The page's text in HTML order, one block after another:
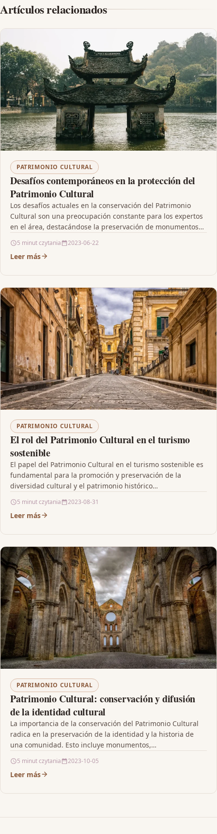
Artículos relacionados
PATRIMONIO CULTURAL
Desafíos contemporáneos en la protección del
Patrimonio Cultural
Los desafíos actuales en la conservación del Patrimonio
Cultural son una preocupación constante para los expertos
en el área, destacándose la preservación de monumentos…
5 minut czytania 2023-06-22
Leer más
PATRIMONIO CULTURAL
El rol del Patrimonio Cultural en el turismo
sostenible
El papel del Patrimonio Cultural en el turismo sostenible es
fundamental para la promoción y preservación de la
diversidad cultural y el patrimonio histórico…
5 minut czytania 2023-08-31
Leer más
PATRIMONIO CULTURAL
Patrimonio Cultural: conservación y difusión
de la identidad cultural
La importancia de la conservación del Patrimonio Cultural
radica en la preservación de la identidad y la historia de
una comunidad. Esto incluye monumentos,…
5 minut czytania 2023-10-05
Leer más